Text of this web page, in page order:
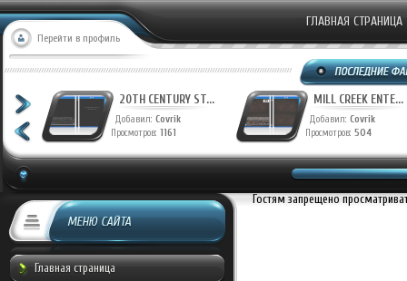
Перейти в профиль
ГЛАВНАЯ СТРАНИЦА
20TH CENTURY ST...
Добавил: Covrik
Просмотров: 1161
MILL CREEK ENTE...
Добавил: Covrik
Просмотров: 504
МЕНЮ САЙТА
Главная страница
Гостям запрещено